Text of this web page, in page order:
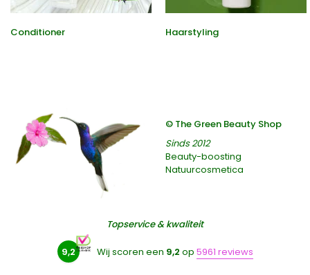
Conditioner Haarstyling
© The Green Beauty Shop
Sinds 2012
Beauty-boosting
Natuurcosmetica
Topservice & kwaliteit
9,2 Wij scoren een 9,2 op 5961 reviews